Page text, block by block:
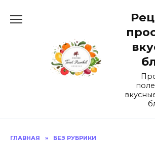
ГЛАВНАЯ » БЕЗ РУБРИКИ